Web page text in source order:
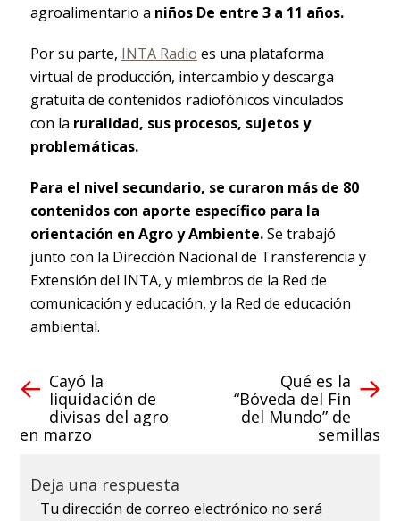
agroalimentario a niños De entre 3 a 11 años.
Por su parte, INTA Radio es una plataforma
virtual de producción, intercambio y descarga
gratuita de contenidos radiofónicos vinculados
con la ruralidad, sus procesos, sujetos y
problemáticas.
Para el nivel secundario, se curaron más de 80
contenidos con aporte específico para la
orientación en Agro y Ambiente.Se trabajó
junto con la Dirección Nacional de Transferencia y
Extensión del INTA, y miembros de la Red de
comunicación y educación, y la Red de educación
ambiental.
Cayó la
liquidación de
divisas del agro
en marzo
Qué es la
“Bóveda del Fin
del Mundo” de
semillas
Deja una respuesta
Tu dirección de correo electrónico no será